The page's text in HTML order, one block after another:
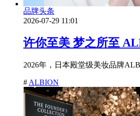
品牌头条
2026-07-29 11:01
许你至美 梦之所至
2026年，日本殿堂级美妆品牌
# ALBION